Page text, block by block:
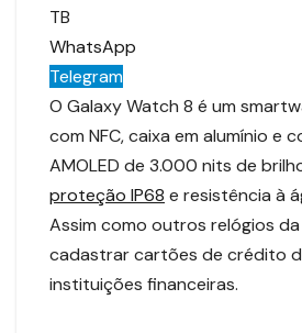
TB
WhatsApp
Telegram
O Galaxy Watch 8 é um
com NFC, caixa em alumínio e
AMOLED de 3.000 nits de
proteção IP68 e resistência à
Assim como outros relógios
cadastrar cartões de crédito
instituições financeiras.